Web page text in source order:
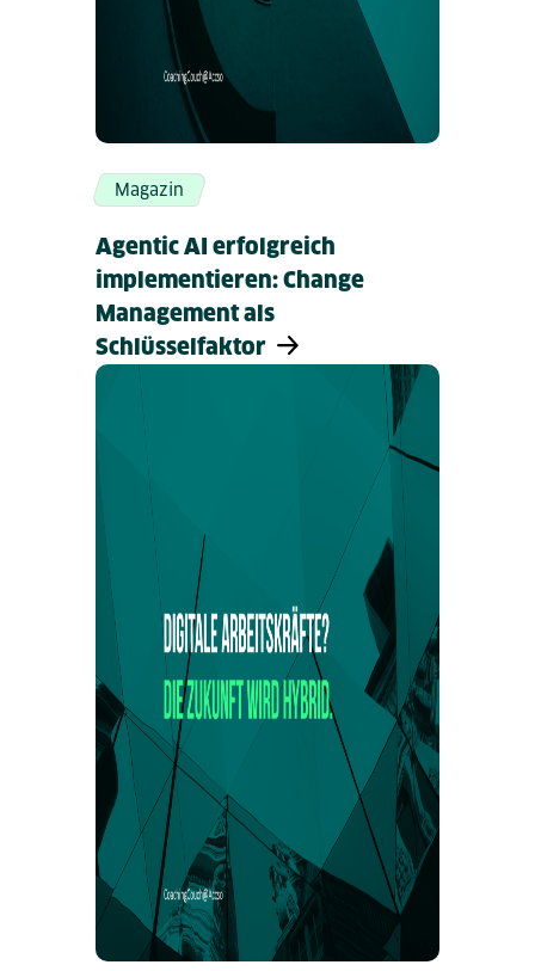
Magazin
Agentic AI erfolgreich
implementieren: Change
Management als
Schlüsselfaktor